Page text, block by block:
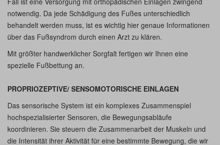
notwendig. Da jede Schädigung des Fußes unterschiedlich
behandelt werden muss, ist es wichtig hier genaue Informationen
über das Fußsyndrom durch einen Arzt zu klären.
Mit größter handwerklicher Sorgfalt fertigen wir Ihnen eine
spezielle Fußbettung an.
PROPRIOZEPTIVE/ SENSOMOTORISCHE EINLAGEN
Das sensorische System ist ein komplexes Zusammenspiel
hochspezialisierter Sensoren, die Bewegungsabläufe
koordinieren. Sie steuern die Zusammenarbeit der Muskeln und
die Intensität ihrer Aktivität für eine bestimmte Bewegung, die wir